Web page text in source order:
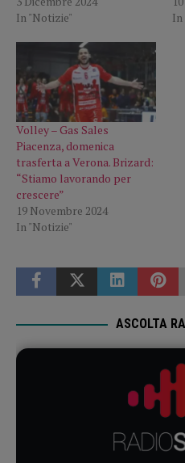
In "Notizie"
In
Volley – Gas Sales
Piacenza, domenica
trasferta a Verona. Brizard:
“Stiamo lavorando per
crescere”
19 Novembre 2024
In "Notizie"
ASCOLTA